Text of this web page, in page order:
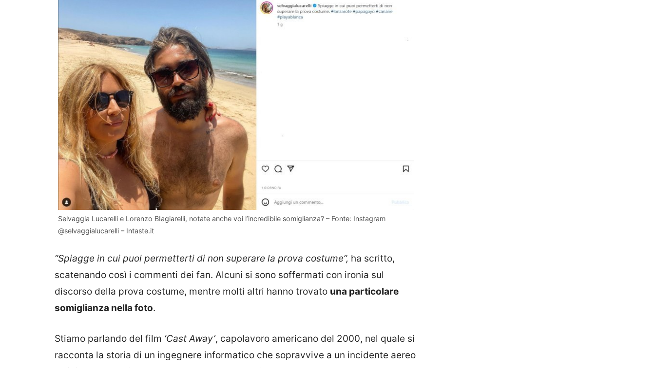
Selvaggia Lucarelli e Lorenzo BIagiarelli, notate anche voi l’incredibile somiglianza? – Fonte: Instagram
@selvaggialucarelli – Intaste.it
“Spiagge in cui puoi permetterti di non superare la prova costume”, ha scritto,
scatenando così i commenti dei fan. Alcuni si sono soffermati con ironia sul
discorso della prova costume, mentre molti altri hanno trovato una particolare
somiglianza nella foto.
Stiamo parlando del film ‘Cast Away’, capolavoro americano del 2000, nel quale si
racconta la storia di un ingegnere informatico che sopravvive a un incidente aereo